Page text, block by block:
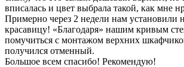
вписалась и цвет выбрала такой, как мне
Примерно через 2 недели нам установили
красавицу! «Благодаря» нашим кривым
помучиться с монтажом верхних
получился отменный.
Большое всем спасибо! Рекомендую!